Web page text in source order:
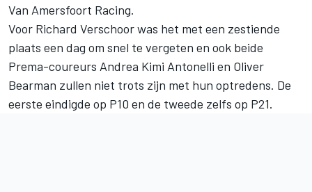
Van Amersfoort Racing.
Voor Richard Verschoorwas het met een zestiende
plaats een dag om snel te vergeten en ook beide
Prema-coureurs Andrea Kimi Antonelli en Oliver
Bearman zullen niet trots zijn met hun optredens. De
eerste eindigde op P10 en de tweede zelfs op P21.